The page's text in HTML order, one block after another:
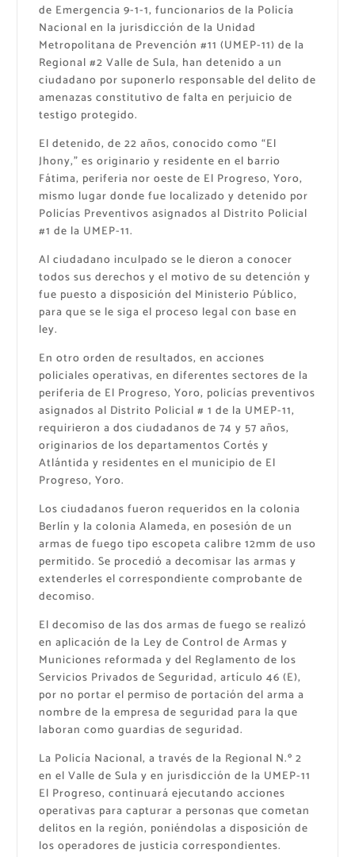
de Emergencia 9-1-1, funcionarios de la Policía
Nacional en la jurisdicción de la Unidad
Metropolitana de Prevención #11 (UMEP-11) de la
Regional #2 Valle de Sula, han detenido a un
ciudadano por suponerlo responsable del delito de
amenazas constitutivo de falta en perjuicio de
testigo protegido.
El detenido, de 22 años, conocido como “El
Jhony,” es originario y residente en el barrio
Fátima, periferia nor oeste de El Progreso, Yoro,
mismo lugar donde fue localizado y detenido por
Policías Preventivos asignados al Distrito Policial
#1 de la UMEP-11.
Al ciudadano inculpado se le dieron a conocer
todos sus derechos y el motivo de su detención y
fue puesto a disposición del Ministerio Público,
para que se le siga el proceso legal con base en
ley.
En otro orden de resultados, en acciones
policiales operativas, en diferentes sectores de la
periferia de El Progreso, Yoro, policías preventivos
asignados al Distrito Policial # 1 de la UMEP-11,
requirieron a dos ciudadanos de 74 y 57 años,
originarios de los departamentos Cortés y
Atlántida y residentes en el municipio de El
Progreso, Yoro.
Los ciudadanos fueron requeridos en la colonia
Berlín y la colonia Alameda, en posesión de un
armas de fuego tipo escopeta calibre 12mm de uso
permitido. Se procedió a decomisar las armas y
extenderles el correspondiente comprobante de
decomiso.
El decomiso de las dos armas de fuego se realizó
en aplicación de la Ley de Control de Armas y
Municiones reformada y del Reglamento de los
Servicios Privados de Seguridad, artículo 46 (E),
por no portar el permiso de portación del arma a
nombre de la empresa de seguridad para la que
laboran como guardias de seguridad.
La Policía Nacional, a través de la Regional N.º 2
en el Valle de Sula y en jurisdicción de la UMEP-11
El Progreso, continuará ejecutando acciones
operativas para capturar a personas que cometan
delitos en la región, poniéndolas a disposición de
los operadores de justicia correspondientes.